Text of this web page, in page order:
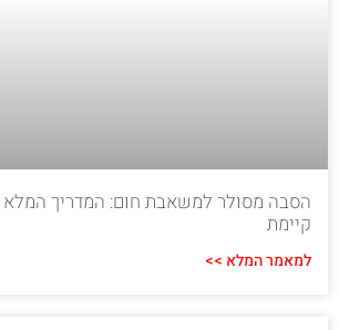
הסבה מסולר למשאבת חום: המדריך
קיימת
למאמר המלא >>